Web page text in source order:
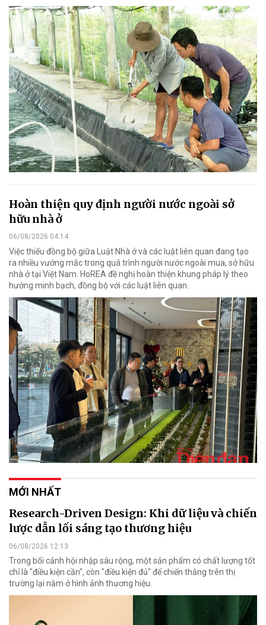
Hoàn thiện quy định người nước ngoài sở
hữu nhà ở
06/08/2026 04:14
Việc thiếu đồng bộ giữa Luật Nhà ở và các luật liên quan đang tạo
ra nhiều vướng mắc trong quá trình người nước ngoài mua, sở hữu
nhà ở tại Việt Nam. HoREA đề nghị hoàn thiện khung pháp lý theo
hướng minh bạch, đồng bộ với các luật liên quan.
MỚI NHẤT
Research-Driven Design: Khi dữ liệu và chiến
lược dẫn lối sáng tạo thương hiệu
06/08/2026 12:13
Trong bối cảnh hội nhập sâu rộng, một sản phẩm có chất lượng tốt
chỉ là "điều kiện cần", còn "điều kiện đủ" để chiến thắng trên thị
trường lại nằm ở hình ảnh thương hiệu.